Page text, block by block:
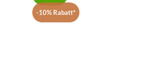
-10% Rabatt*